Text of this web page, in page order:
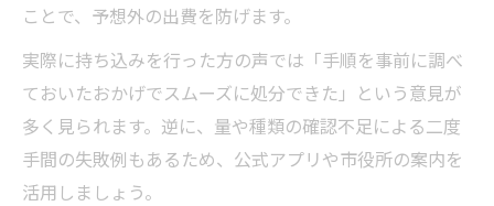
ことで、予想外の出費を防げます。
実際に持ち込みを行った方の声では「手順を事前に調べ
ておいたおかげでスムーズに処分できた」という意見が
多く見られます。逆に、量や種類の確認不足による二度
手間の失敗例もあるため、公式アプリや市役所の案内を
活用しましょう。